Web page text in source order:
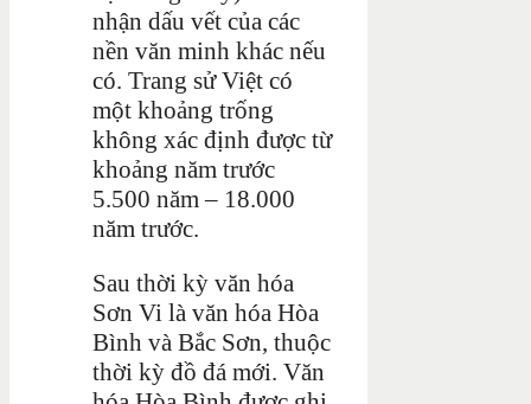
nhận dấu vết của các
nền văn minh khác nếu
có. Trang sử Việt có
một khoảng trống
không xác định được từ
khoảng năm trước
5.500 năm – 18.000
năm trước.
Sau thời kỳ văn hóa
Sơn Vi là văn hóa Hòa
Bình và Bắc Sơn, thuộc
thời kỳ đồ đá mới. Văn